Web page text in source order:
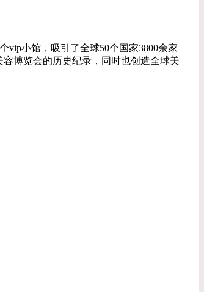
vip小馆，吸引了全球50个国家3800余家
博览会的历史纪录，同时也创造全球美